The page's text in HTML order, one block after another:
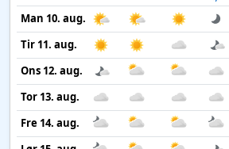
Man 10. aug.
Tir 11. aug.
Ons 12. aug.
Tor 13. aug.
Fre 14. aug.